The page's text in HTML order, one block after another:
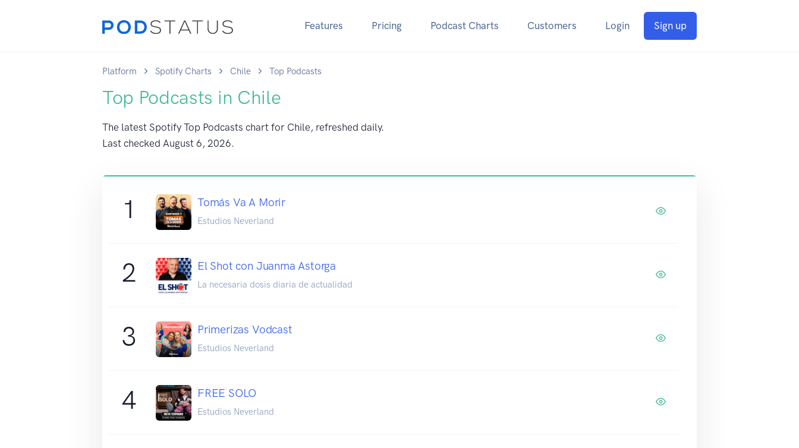
Features Pricing Podcast Charts Customers Login Sign up
Platform Spotify Charts Chile Top Podcasts
Top Podcasts in Chile
The latest Spotify Top Podcasts chart for Chile, refreshed daily.
Last checked August 6, 2026.
1 Tomás Va A Morir
Estudios Neverland
2 El Shot con Juanma Astorga
La necesaria dosis diaria de actualidad
3 Primerizas Vodcast
Estudios Neverland
4 FREE SOLO
Estudios Neverland